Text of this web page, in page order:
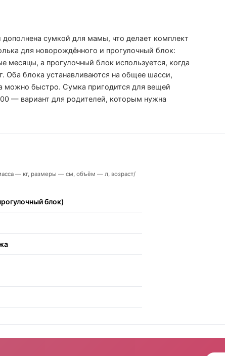
дополнена сумкой для мамы, что делает комплект
для новорождённого и прогулочный блок:
месяцы, а прогулочный блок используется, когда
Оба блока устанавливаются на общее шасси,
можно быстро. Сумка пригодится для вещей
— вариант для родителей, которым нужна
— кг, размеры — см, объём — л, возраст/
блок)